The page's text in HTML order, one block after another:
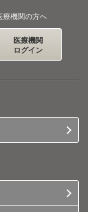
療機関の方へ
医療機関
ログイン